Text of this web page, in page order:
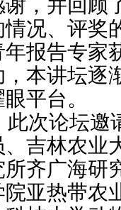
谢，并回顾
情况、评奖
年报告专家
，本讲坛逐
平台。
此次论坛邀
吉林农业
所齐广海研
院亚热带农